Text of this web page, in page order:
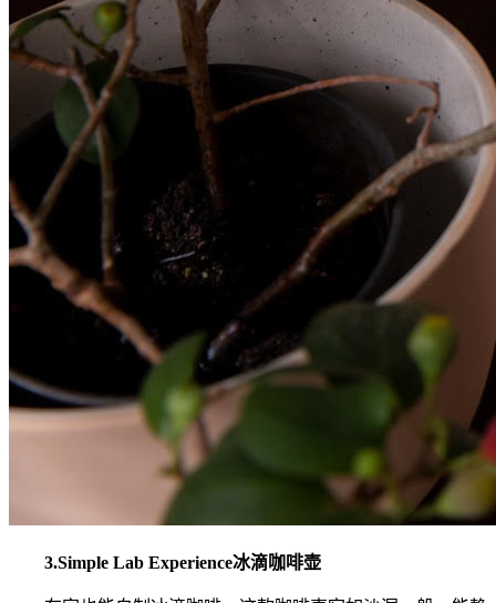
3.Simple Lab Experience冰滴咖啡壶